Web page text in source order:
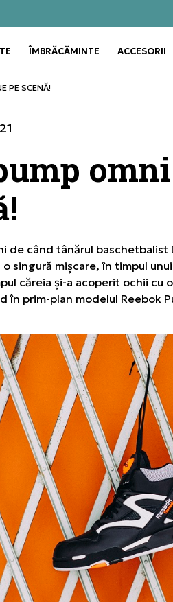
Use
ÎMBRĂCĂMINTE Use
ACCESORII
PE SCENĂ!
de când tânărul baschetbalist
singură mișcare, în timpul
căreia și-a acoperit ochii cu
în prim-plan modelul Reebok